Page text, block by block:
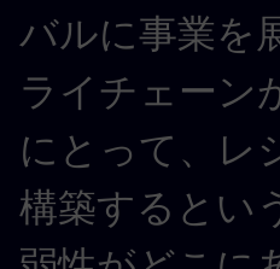
バルに事業を
ライチェーン
にとって、レ
構築するとい